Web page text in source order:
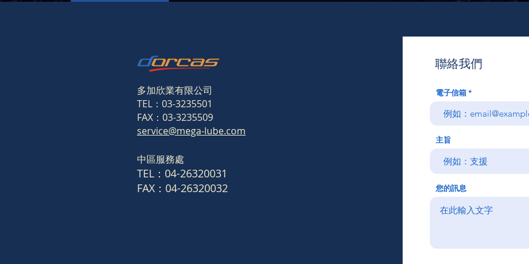
多加欣業有限公司
TEL：03-3235501
FAX：03-3235509
service@mega-lube.com
​中區服務處
TEL：04-26320031
FAX：04-26320032
聯絡我們
電子信箱
主旨
您的訊息